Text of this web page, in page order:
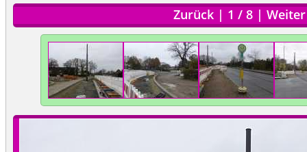
Zurück | 1 / 8 | Weiter